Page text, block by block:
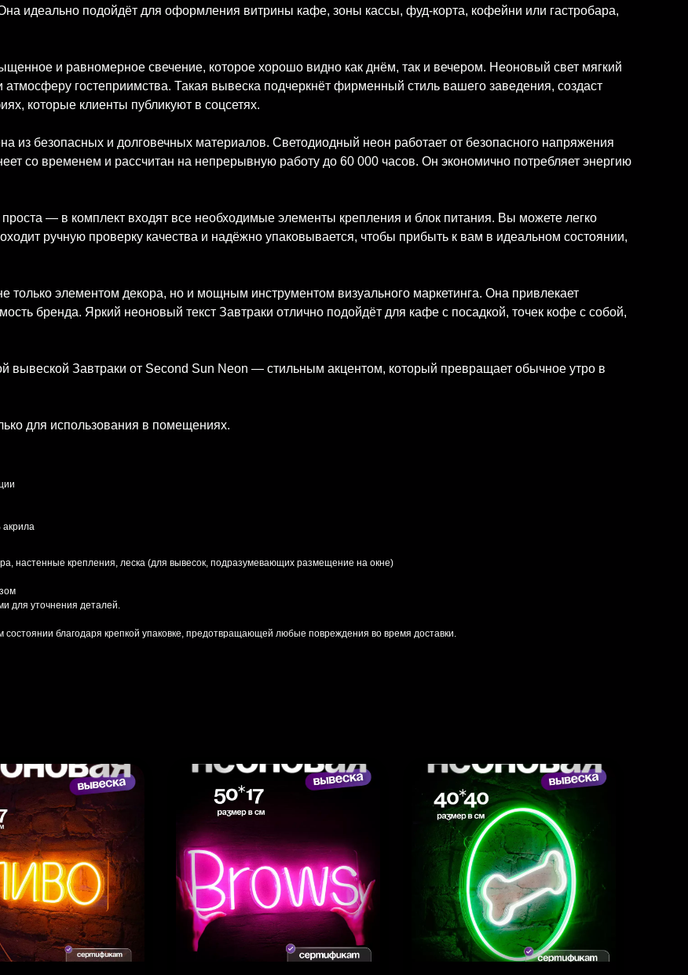
идеально подойдёт для оформления витрины кафе, зоны кассы, фуд-корта, кофейни или гастробара,
и равномерное свечение, которое хорошо видно как днём, так и вечером. Неоновый свет мягкий
гостеприимства. Такая вывеска подчеркнёт фирменный стиль вашего заведения, создаст
которые клиенты публикуют в соцсетях.
из безопасных и долговечных материалов. Светодиодный неон работает от безопасного напряжения
со временем и рассчитан на непрерывную работу до 60 000 часов. Он экономично потребляет энергию
— в комплект входят все необходимые элементы крепления и блок питания. Вы можете легко
ручную проверку качества и надёжно упаковывается, чтобы прибыть к вам в идеальном состоянии,
только элементом декора, но и мощным инструментом визуального маркетинга. Она привлекает
бренда. Яркий неоновый текст Завтраки отлично подойдёт для кафе с посадкой, точек кофе с собой,
вывеской Завтраки от Second Sun Neon — стильным акцентом, который превращает обычное утро в
для использования в помещениях.
акрила
настенные крепления, леска (для вывесок, подразумевающих размещение на окне)
для уточнения деталей.
благодаря крепкой упаковке, предотвращающей любые повреждения во время доставки.